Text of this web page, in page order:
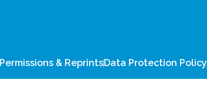
Permissions & ReprintsData Protection Policy